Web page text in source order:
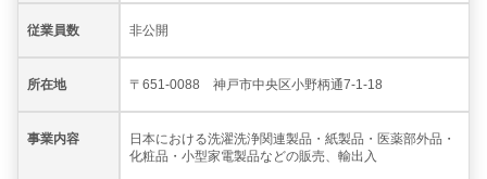
従業員数 非公開
所在地 〒651-0088 神戸市中央区小野柄通7-1-18
事業内容
日本における洗濯洗浄関連製品・紙製品・医薬部外品・
化粧品・小型家電製品などの販売、輸出入